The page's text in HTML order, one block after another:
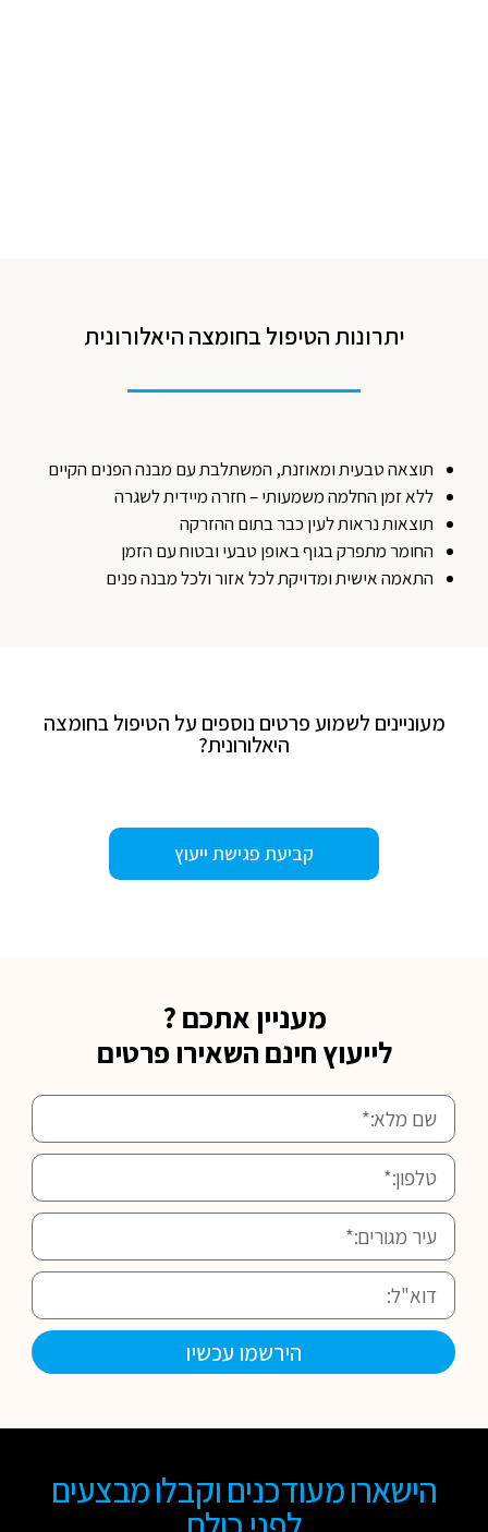
יתרונות הטיפול בחומצה היאלורונית
תוצאה טבעית ומאוזנת, המשתלבת עם מבנה הפנים הקיים
ללא זמן החלמה משמעותי – חזרה מיידית לשגרה
תוצאות נראות לעין כבר בתום ההזרקה
החומר מתפרק בגוף באופן טבעי ובטוח עם הזמן
התאמה אישית ומדויקת לכל אזור ולכל מבנה פנים
מעוניינים לשמוע פרטים נוספים על הטיפול בחומצה
היאלורונית?
קביעת פגישת ייעוץ
מעניין אתכם ?
לייעוץ חינם השאירו פרטים
הירשמו עכשיו
הישארו מעודכנים וקבלו מבצעים